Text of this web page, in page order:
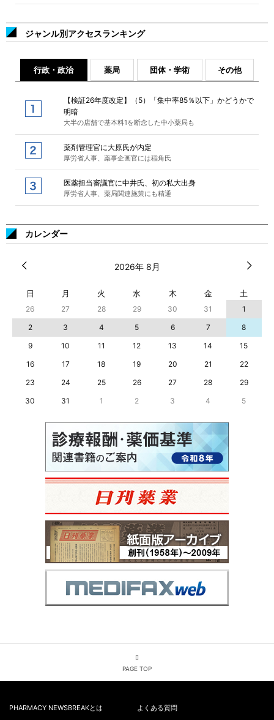
ジャンル別アクセスランキング
行政・政治 薬局 団体・学術 その他
【検証26年度改定】（5）「集中率85％以下」かどうかで
明暗
大半の店舗で基本料1を断念した中小薬局も
薬剤管理官に大原氏が内定
厚労省人事、薬事企画官には稲角氏
医薬担当審議官に中井氏、初の私大出身
厚労省人事、薬局関連施策にも精通
カレンダー
2026年 8月
日 月 火 水 木 金 土
26 27 28 29 30 31
1
2
3 4 5 6 7
8
9
10 11 12 13 14
15
16
17 18 19 20 21
22
23
24 25 26 27 28
29
30
31 1 2 3 4 5
PAGE TOP
PHARMACY NEWSBREAKとは
よくある質問